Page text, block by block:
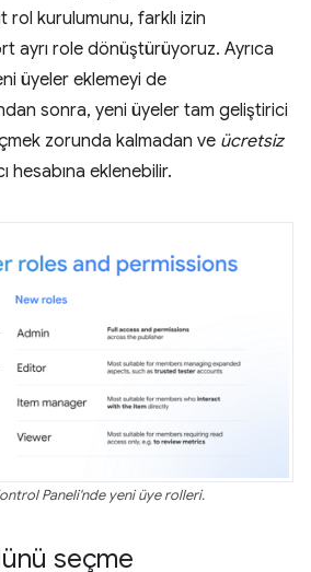
kurulumunu, farklı izin
ayrı role dönüştürüyoruz. Ayrıca
üyeler eklemeyi de
sonra, yeni üyeler tam geliştirici
zorunda kalmadan ve ücretsiz
hesabına eklenebilir.
Paneli'nde yeni üye rolleri.
seçme